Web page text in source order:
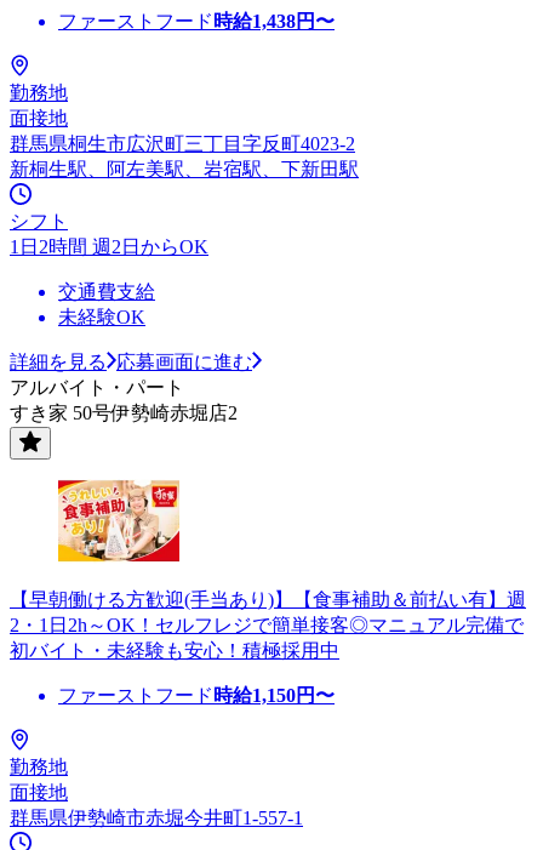
ファーストフード 時給1,438円〜
勤務地
面接地
群馬県桐生市広沢町三丁目字反町4023-2
新桐生駅、阿左美駅、岩宿駅、下新田駅
シフト
1日2時間 週2日からOK
交通費支給
未経験OK
詳細を見る
応募画面に進む
アルバイト・パート
すき家 50号伊勢崎赤堀店2
【早朝働ける方歓迎(手当あり)】【食事補助＆前払い有】週
2・1日2h～OK！セルフレジで簡単接客◎マニュアル完備で
初バイト・未経験も安心！積極採用中
ファーストフード 時給1,150円〜
勤務地
面接地
群馬県伊勢崎市赤堀今井町1-557-1